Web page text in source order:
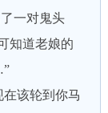
一对鬼头
知道老娘的
该轮到你马